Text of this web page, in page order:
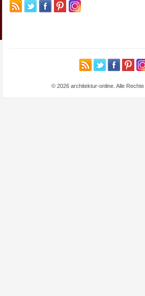
© 2026 architektur-online. Alle